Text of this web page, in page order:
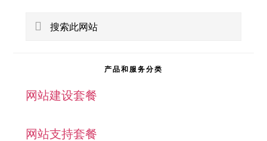
主
栏
搜
站
产品和服务分类
网站建设套餐
网站支持套餐